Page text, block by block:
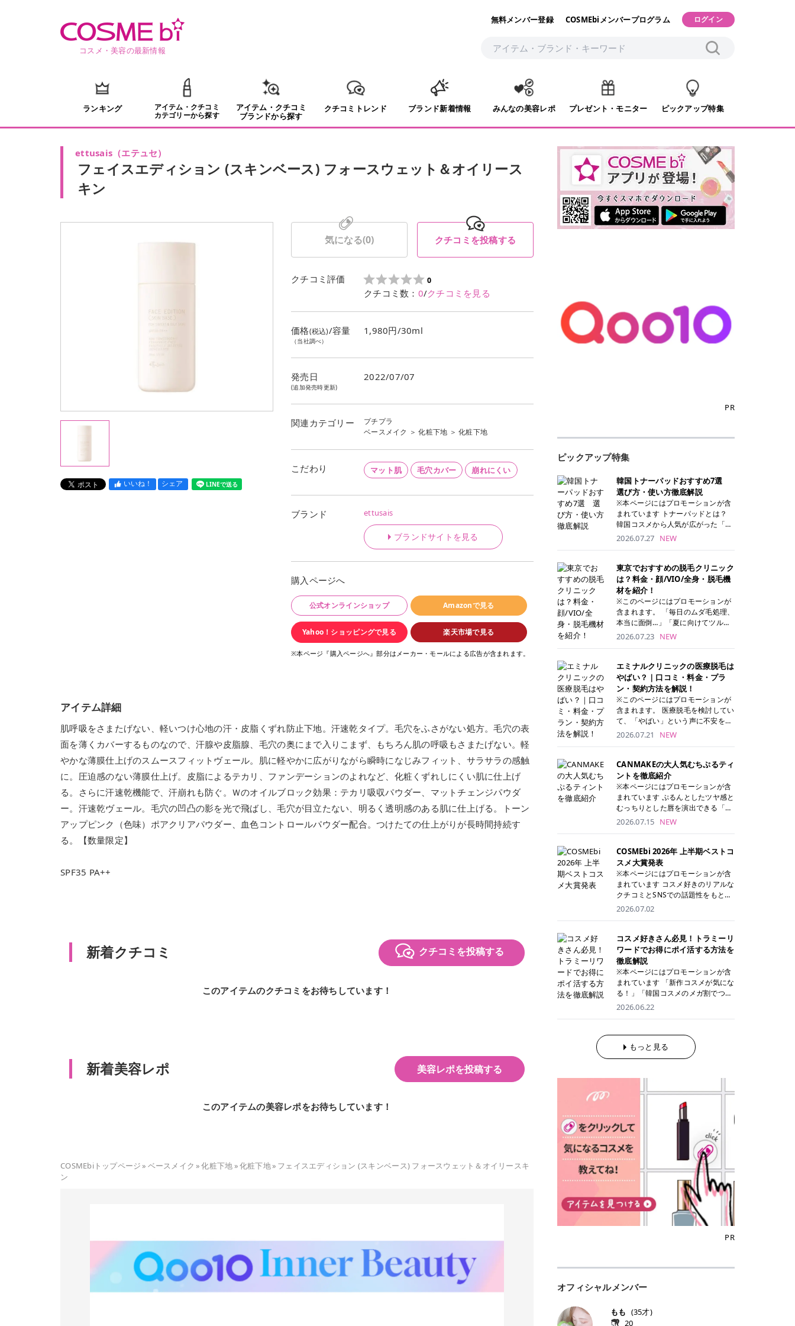
コスメ・美容の最新情報
無料メンバー登録 COSMEbiメンバープログラム ログイン
ランキング
アイテム・クチコミ
カテゴリーから探す
アイテム・クチコミ
ブランドから探す
クチコミトレンド ブランド新着情報 みんなの美容レポ プレゼント・モニター ピックアップ特集
ettusais （エテュセ）
フェイスエディション (スキンベース) フォースウェット＆オイリース
キン
いいね！ シェア LINEで送る
気になる(0) クチコミを投稿する
クチコミ評価 0
クチコミ数： 0/クチコミを見る
価格(税込)/容量
（当社調べ）
1,980円/30ml
発売日
(追加発売時更新)
2022/07/07
関連カテゴリー
プチプラ
ベースメイク ＞化粧下地 ＞化粧下地
こだわり マット肌 毛穴カバー 崩れにくい
ブランド ettusais
ブランドサイトを見る
購入ページへ
公式オンラインショップ Amazonで見る
Yahoo！ショッピングで見る 楽天市場で見る
※本ページ『購入ページへ』部分はメーカー・モールによる広告が含まれます。
アイテム詳細
肌呼吸をさまたげない、軽いつけ心地の汗・皮脂くずれ防止下地。汗速乾タイプ。毛穴をふさがない処方。毛穴の表
面を薄くカバーするものなので、汗腺や皮脂腺、毛穴の奥にまで入りこまず、もちろん肌の呼吸もさまたげない。軽
やかな薄膜仕上げのスムースフィットヴェール。肌に軽やかに広がりながら瞬時になじみフィット、サラサラの感触
に。圧迫感のない薄膜仕上げ。皮脂によるテカリ、ファンデーションのよれなど、化粧くずれしにくい肌に仕上げ
る。さらに汗速乾機能で、汗崩れも防ぐ。Ｗのオイルブロック効果：テカリ吸収パウダー、マットチェンジパウダ
ー。汗速乾ヴェール。毛穴の凹凸の影を光で飛ばし、毛穴が目立たない、明るく透明感のある肌に仕上げる。トーン
アップピンク（色味）ポアクリアパウダー、血色コントロールパウダー配合。つけたての仕上がりが長時間持続す
る。【数量限定】
SPF35 PA++
新着クチコミ クチコミを投稿する
このアイテムのクチコミをお待ちしています！
新着美容レポ 美容レポを投稿する
このアイテムの美容レポをお待ちしています！
COSMEbiトップページ» ベースメイク »化粧下地»化粧下地» フェイスエディション (スキンベース) フォースウェット＆オイリースキ
ン
PR
ピックアップ特集
韓国トナーパッドおすすめ7選
選び方・使い方徹底解説
※本ページにはプロモーションが含
まれています トナーパッドとは？
韓国コスメから人気が広がった「ト
ナーパッド」は、化粧水や美容液を
トナーパッドは洗顔後に肌をやさし
く拭き取ることで、古い角質や余分
な皮脂汚れをオフしながら、うるお
いを与えられるのが特徴✨ さらに、
気になる部分には数分のせて部分用
パックとしても使用できるため、1
両方を叶えられます。 韓国コスメブ
ランドを中心に人気を集めていまし
たが、現在では日本でも定番のスキ
ンケアアイテムとして幅広い世代に
愛用されています。 トナーパッドの
特徴 トナーパッドと拭き取り化粧水
の違い 「トナーパッド」と「拭き取
り化粧水」はどちらも洗顔後に使用
するスキンケアアイテムですが、使
い方や特徴に違いがあります。 トナ
ーパッドは、化粧水があらかじめパ
ッドに含まれているため、コットン
を用意する手間がなく、忙しい朝で
もサッと使えるのが魅力です。 ま
た、保湿成分を豊富に配合した商品
が多く、拭き取り後にそのまま部分
用パックとして使えるトナーパッド
も増えています。 一方、拭き取り化
粧水は液体タイプのため、コットン
整しやすく、お気に入りの化粧水を
使いたい方やコストを抑えて続けた
い方にもおすすめです。 トナーパッ
ドのメリット トナーパッドは、角質
ケア・保湿ケア・部分用パックまで
1枚で行える便利なスキンケアアイ
テムです。 ここでは、トナーパッド
す。 古い角質や皮脂汚れをやさしく
オフ トナーパッドを使用すること
で、洗顔だけでは落としきれない古
い角質や余分な皮脂汚れをやさしく
拭き取り、なめらかな肌へ整えま
す。 保湿ケアまで1枚でできる 保湿
成分を配合したトナーパッドなら、
ケアにもぴったりです。 部分パック
としても使える 多くのトナーパッド
は、乾燥が気になる頬や額、小鼻な
アとしても活用できます。 トナーパ
ッドの選び方 トナーパッドは、配合
成分やパッドの素材によって特徴が
異なります。 自分の肌悩みや理想の
仕上がりに合わせて選ぶことで、毎
日のスキンケアに取り入れやすくな
ります。 肌悩みに合わせて選ぶ パ
ッドの素材で選ぶ トナーパッドの使
い方 洗顔後すぐの清潔な肌に使用し
ます。 STEP1 エンボス面（凹凸
面）で顔全体をやさしく拭き取りま
す。 特に小鼻・あご・額など皮脂や
古い角質が気になる部分は丁寧にな
じませましょう。 STEP2 パッドを
裏返し、フラット面で顔全体をやさ
しく押さえながら化粧水をなじませ
キンケアを行います。 乾燥が気にな
パックとして使用するのもおすすめ
こからは、保湿ケアや肌荒れケア、
毛穴ケアなど目的別におすすめのト
2026.07.27 NEW
東京でおすすめの脱毛クリニック
は？料金・顔/VIO/全身・脱毛機
材を紹介！
※このページにはプロモーションが
含まれます。 「毎日のムダ毛処理、
本当に面倒…」「夏に向けてツルツ
ル肌になりたい！」 そう思って東京
べばいいの？と迷ってしまいますよ
ね。 この記事では、医療脱毛の基本
から、東京で特に通いやすいフレイ
アクリニック・レジーナクリニッ
ク・エミナルクリニック・リゼクリ
ニックの4院について、分かりやす
リニックを見つけて、面倒な自己処
理から卒業しちゃいましょう♪ クリ
ニック 全身＋VIO 全身＋VIO＋顔 特
徴 脱毛器 詳細 フレイアクリニック
52,800円(税込)/5回 94,600円(税
込)/5回 肌への負担に配慮しなが
ら、コストパフォーマンスも重視し
たい方に！ メディオスターモノリス
メディオスターNeXT PRO 公式サイ
ト> レジーナクリニック 52,800円
(税込)/5回 99,000円(税込)/5回 ジェ
ントルシリーズを選べるため、脱毛
機にこだわりたい方におすすめ！ ジ
ェントルマックスプロ ジェントルマ
ックスプロプラス ジェントルレーズ
プロ ソプラノチタニウム 公式サイ
ト> エミナルクリニック 49,500円
(税込)/6回 93,500円(税込)/6回 エミ
定！月々払いも安くて通いやすい ク
リスタルプロ 公式サイト> リゼクリ
ニック 109,800円(税込)/5回 144,80
0円(税込)/5回 毛質に合わせて脱毛
機を選択可能！有効期限も5年と長
くマイペースに通いやすい ラシャ
メディオスターNeXT PRO ジェント
ルYAGプロ 公式サイト> ｜そもそも
うの？ 脱毛を考えたときに、まず悩
むのが「医療脱毛とエステ脱毛、ど
っちがいいの？」ということではな
するまでの期間や必要な施術回数が
大きな違いとして挙げられます！ 医
療脱毛は、医療機関（クリニックや
皮膚科など）だけで扱える高出力の
レーザーを使って、発毛組織にアプ
ローチする施術といわれています。
そのため、少ない回数で永久脱毛
（※）を目指すことができます。
（※永久脱毛とは一生毛が1本も生
えてこないという意味ではなく、ア
メリカの基準に基づき「長期間にわ
たって毛量が明らかに減少している
状態が維持されること」を指しま
のがメリットですが、毛根を破壊す
ます。 なお、医療脱毛は保険がきか
ない自由診療なので、クリニックに
います。だからこそ、しっかり比較
2026.07.23 NEW
エミナルクリニックの医療脱毛は
やばい？｜口コミ・料金・プラ
ン・契約方法を解説！
※このページにはプロモーションが
含まれます。 医療脱毛を検討してい
て、「やばい」という声に不安を抱
える方も多いのではないでしょう
体系をはじめ、学生や友人同士でお
得になる割引キャンペーン、無料カ
ウンセリングから施術までの具体的
なステップを分かりやすく解説しま
す。 これから手軽に全身医療脱毛を
後までチェックして、ご自身にぴっ
ください！ クリニック 全身＋VIO
全身＋VIO＋顔 特徴 脱毛器 詳細 フ
レイアクリニック 52,800円(税込)/5
回 94,600円(税込)/5回 肌への負担
に配慮しながら、コストパフォーマ
ンスも重視したい方に！ メディオス
ターモノリス メディオスターNeXT
PRO 公式サイト> レジーナクリニッ
ク 52,800円(税込)/5回 99,000円(税
込)/5回 ジェントルシリーズを選べ
るため、脱毛機にこだわりたい方に
おすすめ！ ジェントルマックスプロ
ジェントルマックスプロプラス ジェ
ントルレーズプロ ソプラノチタニウ
ム 公式サイト> エミナルクリニック
49,500円(税込)/6回 93,500円(税
込)/6回 エミナルクリニックの始め
通いやすい クリスタルプロ 公式サ
イト> リゼクリニック 109,800円(税
込)/5回 144,800円(税込)/5回 毛質に
すい ラシャ メディオスターNeXT P
RO ジェントルYAGプロ 公式サイト
> ※医療脱毛は自由診療です。治療
には赤み、痒み、火傷、毛嚢炎、一
時的な硬毛化などのリスクが伴いま
す。 目次▼ 1. エミナルクリニック
の魅力とは？選ばれる3つの特徴 ・
最短6か月からの脱毛プランが選べ
る！ ・全国60院以上＆21時まで営
業！ ・痛みに配慮した医療脱毛器の
導入と肌トラブル対応 2. エミナル
クリニックの口コミ・評判 3. エミ
ナルクリニックの全身脱毛料金プラ
・追加費用がかからないシステム ・
リニックのお得な割引・キャンペー
で割引 ・ペア限定プラン｜家族や友
人と一緒にスタートできる ・他社か
2026.07.21 NEW
CANMAKEの大人気むちぷるティ
ントを徹底紹介
※本ページにはプロモーションが含
まれています ぷるんとしたツヤ感と
むっちりとした唇を演出できる「C
ANMAKE（キャンメイク）むちぷる
湿ケアも叶えられることから、SNS
でも話題の人気リップです。 「自分
にはどのカラーが似合う？」「イエ
ベ・ブルベ別のおすすめは？」と気
になっている方も多いのではないで
とともにご紹介！それぞれの色味や
なメイクに合うのかまで詳しく解説
します✨ ※メイクアップ効果による
CANMAKE むちぷるティントとは？
CANMAKE むちぷるティントは、テ
ィント・プランパー・保湿ケアを1
本で叶えるリップです。 するすると
塗れるなめらかなテクスチャーで、
縦ジワをカバーしながら、むっちり
としたツヤのある唇を演出します。
るため、乾燥しにくくデイリー使い
にもぴったり！ アイテム詳細を見る
ような血色感を演出するヌーディー
ピンク。 黄みと青みのバランスが良
く、自然になじむコーラル系カラー
です。 自然な血色感をプラスしてく
れるので、ナチュラルメイクとの相
性抜群。 可愛らしく、多幸感のある
印象に仕上がります。 ワインベリー
｜気品をまとうローズレッド 深みの
ある青みレッド。 大人っぽく華やか
な印象を与えるベリーカラーです。
ひと塗りで顔全体が華やかになり、
リップを主役にしたメイクが完成。
クールで上品な雰囲気を演出できま
ニュートラルな発色で、肌色を選び
落ち着いた印象に仕上がり、オン・
いめメイクにもカジュアルメイクに
もマッチします。 ラズベリーケーキ
2026.07.15 NEW
COSMEbi 2026年 上半期ベストコ
スメ大賞発表
※本ページにはプロモーションが含
まれています コスメ好きのリアルな
クチコミとSNSでの話題性をもとに
選出された、COSMEbi 2026年上半
た名品たちを、カテゴリ別にご紹介
します。 本記事では、2025年11月
～2026年4月までの半年間におい
て、COSMEbi内でのクチコミとSN
Sでの話題性を元に選出されたコス
メやスキンケアなどの化粧品を「総
国コスメ」に分けて1位～3位までを
ランキング形式で発表！ 2026年上
半期 総合大賞 AMUSE（アミュー
ズ）「 ジェルフィットグロス」 👑
「ジェルフィットグロス」の特徴 唇
ーグロスが広がり、ふっくらボリュ
フティングしたような、新しいリッ
プティンググロス💄 実際に使用した
方のクチコミ > 5 > プルプル > 唇に
塗るPDRNグロス > > AMUSE ジェ
ルフィットグロス > > ぷっくりツヤ
ツヤだけどベタっとした感じはなく
て使いやすいですね。プランピング
効果で少しスーッとします。ここは
好き嫌いがあるかもしれませんが慣
チップは片面がツルツル、片面がモ
ケモケになってます。 > > 桜グロス
【日本限定色】：上品なピンクベー
も上品で使いやすい色ですね。すも
いるので華やかそうに見えるけど、
> > スキンケア成分が配合されてい
て保湿もしっかりしてくれます。最
2026.07.02
コスメ好きさん必見！トラミーリ
ワードでお得にポイ活する方法を
徹底解説
※本ページにはプロモーションが含
まれています 「新作コスメが気にな
る！」「韓国コスメのメガ割でつい
買いすぎてしまう……」 そんな美容
を少し工夫するだけでポイントを貯
められるため、コスメやスキンケア
にかかる費用を少しでも抑えたい方
も、＠cosmeも、いつものコスメ購
入を“ちょっとお得”に変えられるの
が、トラミーリワードです✨ 今回
は、トラミーリワードの特徴や活用
方法、美容好きさんにおすすめな理
由を詳しくご紹介します！ トラミー
リワードとは？ 「トラミーリワー
ド」は、東証グロース上場企業であ
る株式会社アイズが運営する、安
心・安全なポイントサイト機能で
す。 トラミーリワードは、トラミー
会員向けのポイントサービスです。
対象ショップやサービスを利用する
ことでポイントを獲得でき、貯まっ
たポイントはAmazonギフト券やド
ットマネーなどに交換できます。 普
イ活初心者でも始めやすいのが魅力
段よく使っているコスメ通販サイト
けでポイントが貯まるのが大きな魅
力です✨ 例えば、、、 ・メガ割の
2026.06.22
もっと見る
PR
オフィシャルメンバー
もも (35才)
20